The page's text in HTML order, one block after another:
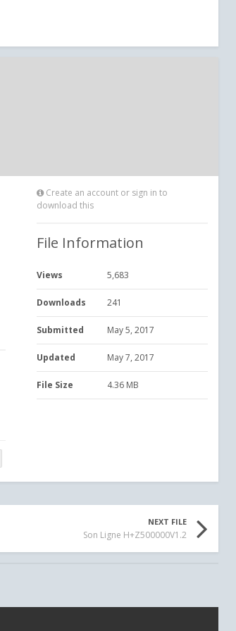
Create an account or sign in to
download this
File Information
Views 5,683
Downloads 241
Submitted May 5, 2017
Updated May 7, 2017
File Size 4.36 MB
NEXT FILE
Son Ligne H+Z500000V1.2